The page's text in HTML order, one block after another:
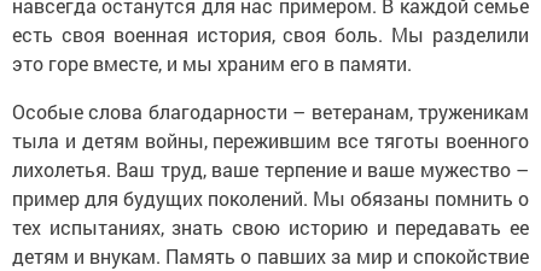
навсегда останутся для нас примером. В каждой семье
есть своя военная история, своя боль. Мы разделили
это горе вместе, и мы храним его в памяти.
Особые слова благодарности – ветеранам, труженикам
тыла и детям войны, пережившим все тяготы военного
лихолетья. Ваш труд, ваше терпение и ваше мужество –
пример для будущих поколений. Мы обязаны помнить о
тех испытаниях, знать свою историю и передавать ее
детям и внукам. Память о павших за мир и спокойствие